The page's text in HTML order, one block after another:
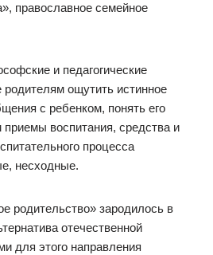
православное семейное
и педагогические
ощутить истинное
с ребенком, понять его
воспитания, средства и
процесса
несходные.
родительство» зародилось в
отечественной
для этого направления